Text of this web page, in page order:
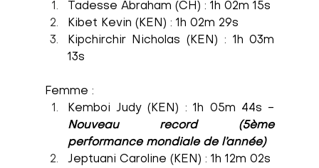
Tadesse Abraham (CH) : 1h 02m 15s
Kibet Kevin (KEN) : 1h 02m 29s
Kipchirchir Nicholas (KEN) : 1h 03m
13s
Femme :
Nouveau record (5ème
performance mondiale de l’année)
Jeptuani Caroline (KEN) : 1h 12m 02s